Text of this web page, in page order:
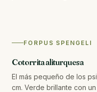
FORPUS SPENGELI
Cotorrita aliturquesa
El más pequeño de los
cm. Verde brillante con